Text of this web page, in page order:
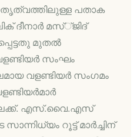
പതാക
ദീനാർ മസ്്ജിദ്
മുതൽ
സംഘം
വളണ്ടിയർ സംഗമം
എസ്.വൈ.എസ്
റൂട്ട് മാർച്ചിന്